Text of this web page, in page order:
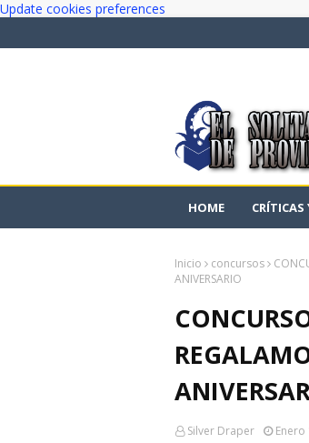
Update cookies preferences
HOME CRÍTICAS
Inicio concursos
ANIVERSARIO
Silver Draper Enero